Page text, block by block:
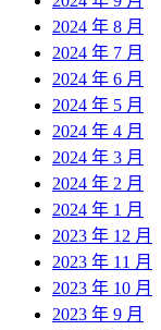
2024 年 8 月
2024 年 7 月
2024 年 6 月
2024 年 5 月
2024 年 4 月
2024 年 3 月
2024 年 2 月
2024 年 1 月
2023 年 12 月
2023 年 11 月
2023 年 10 月
2023 年 9 月